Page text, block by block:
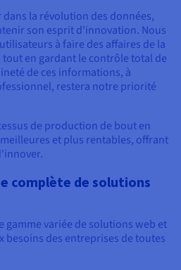
la révolution des données,
son esprit d'innovation. Nous
à faire des affaires de la
en gardant le contrôle total de
de ces informations, à
restera notre priorité
de production de bout en
et plus rentables, offrant
complète de solutions
gamme variée de solutions web et
besoins des entreprises de toutes